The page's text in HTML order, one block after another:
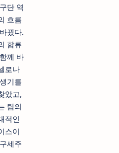
단 역
흐름
꿨다.
합류
께 바
로나
기를
았고,
팀의
적인
스이
세주